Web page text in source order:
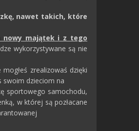
nawet takich, które
nowy majątek i z tego
wykorzystywane są nie
zrealizowaś dzięki
swoim dzieciom na
sportowego samochodu,
w której są pozłacane